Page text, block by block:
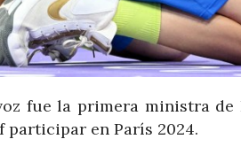
fue la primera ministra
en París 2024.